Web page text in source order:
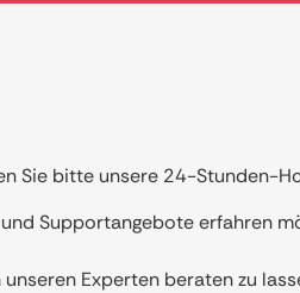
Sie bitte unsere 24-Stunden-
Supportangebote erfahren
Experten beraten zu